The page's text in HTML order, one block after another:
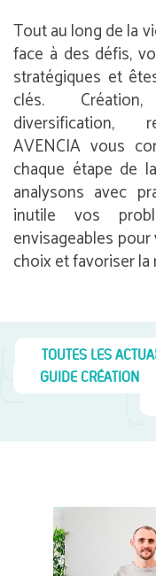
Tout au long de la
face à des défis,
stratégiques et
clés.
diversification,
AVENCIA vous
chaque étape de
analysons avec
inutile vos
envisageables
choix et favoriser
TOUTES LES
GUIDE CRÉATION